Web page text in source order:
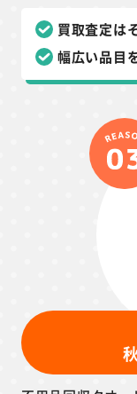
買取査定は
幅広い品目